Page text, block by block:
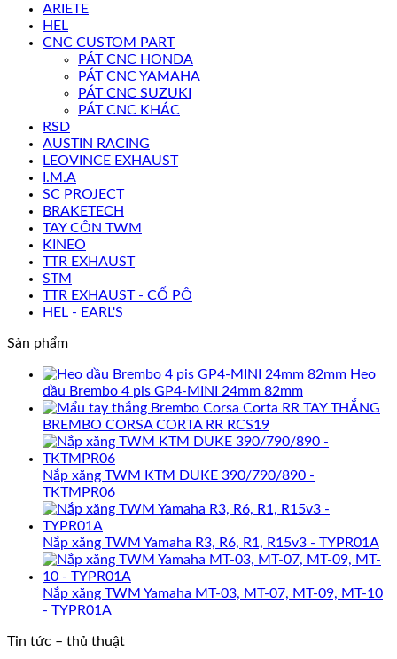
ARIETE
HEL
CNC CUSTOM PART
PÁT CNC HONDA
PÁT CNC YAMAHA
PÁT CNC SUZUKI
PÁT CNC KHÁC
RSD
AUSTIN RACING
LEOVINCE EXHAUST
I.M.A
SC PROJECT
BRAKETECH
TAY CÔN TWM
KINEO
TTR EXHAUST
STM
TTR EXHAUST - CỔ PÔ
HEL - EARL'S
Sản phẩm
Heo
dầu Brembo 4 pis GP4-MINI 24mm 82mm
TAY THẮNG
BREMBO CORSA CORTA RR RCS19
Nắp xăng TWM KTM DUKE 390/790/890 -
TKTMPR06
Nắp xăng TWM Yamaha R3, R6, R1, R15v3 - TYPR01A
Nắp xăng TWM Yamaha MT-03, MT-07, MT-09, MT-10
- TYPR01A
Tin tức – thủ thuật